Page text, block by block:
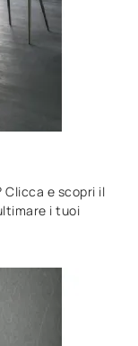
Clicca e scopri il
i tuoi